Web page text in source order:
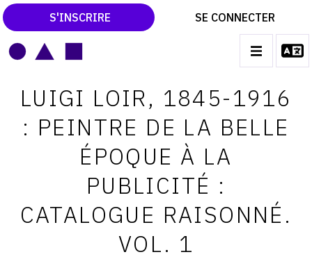
S'INSCRIRE SE CONNECTER
navigation
CATALOGUES RAISONNÉS
LES EXPOSITIONS
LES VERNISSAGES
ARCHIVES DES EXPOSITIONS
ACTUALITÉS DU MONDE DE L'ART
LIBRAIRIE : LIVRES & CATALOGUES
LUIGI LOIR, 1845-1916
: PEINTRE DE LA BELLE
ÉPOQUE À LA
PUBLICITÉ :
CATALOGUE RAISONNÉ.
VOL. 1